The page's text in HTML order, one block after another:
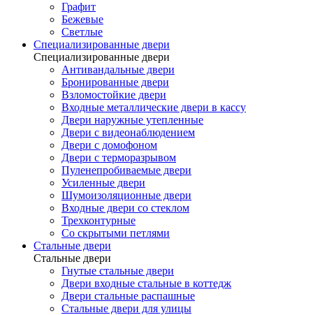
Графит
Бежевые
Светлые
Специализированные двери
Специализированные двери
Антивандальные двери
Бронированные двери
Взломостойкие двери
Входные металлические двери в кассу
Двери наружные утепленные
Двери с видеонаблюдением
Двери с домофоном
Двери с терморазрывом
Пуленепробиваемые двери
Усиленные двери
Шумоизоляционные двери
Входные двери со стеклом
Трехконтурные
Со скрытыми петлями
Стальные двери
Стальные двери
Гнутые стальные двери
Двери входные стальные в коттедж
Двери стальные распашные
Стальные двери для улицы